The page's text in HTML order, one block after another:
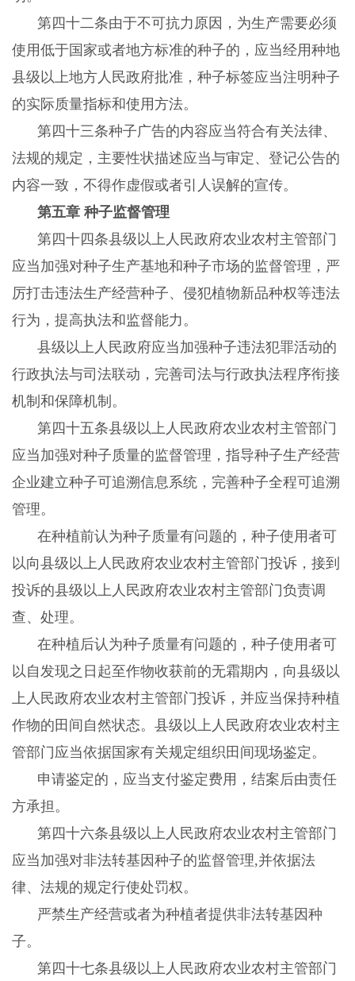
第四十二条由于不可抗力原因，为生产需要必须
使用低于国家或者地方标准的种子的，应当经用种地
县级以上地方人民政府批准，种子标签应当注明种子
的实际质量指标和使用方法。
第四十三条种子广告的内容应当符合有关法律、
法规的规定，主要性状描述应当与审定、登记公告的
内容一致，不得作虚假或者引人误解的宣传。
第五章 种子监督管理
第四十四条县级以上人民政府农业农村主管部门
应当加强对种子生产基地和种子市场的监督管理，严
厉打击违法生产经营种子、侵犯植物新品种权等违法
行为，提高执法和监督能力。
县级以上人民政府应当加强种子违法犯罪活动的
行政执法与司法联动，完善司法与行政执法程序衔接
机制和保障机制。
第四十五条县级以上人民政府农业农村主管部门
应当加强对种子质量的监督管理，指导种子生产经营
企业建立种子可追溯信息系统，完善种子全程可追溯
管理。
在种植前认为种子质量有问题的，种子使用者可
以向县级以上人民政府农业农村主管部门投诉，接到
投诉的县级以上人民政府农业农村主管部门负责调
查、处理。
在种植后认为种子质量有问题的，种子使用者可
以自发现之日起至作物收获前的无霜期内，向县级以
上人民政府农业农村主管部门投诉，并应当保持种植
作物的田间自然状态。县级以上人民政府农业农村主
管部门应当依据国家有关规定组织田间现场鉴定。
申请鉴定的，应当支付鉴定费用，结案后由责任
方承担。
第四十六条县级以上人民政府农业农村主管部门
应当加强对非法转基因种子的监督管理,并依据法
律、法规的规定行使处罚权。
严禁生产经营或者为种植者提供非法转基因种
子。
第四十七条县级以上人民政府农业农村主管部门